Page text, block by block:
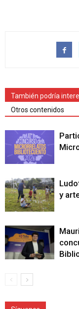
También podría
Otros contenidos
y